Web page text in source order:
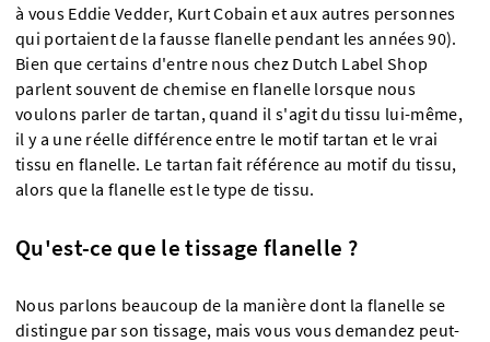
à vous Eddie Vedder, Kurt Cobain et aux autres personnes
qui portaient de la fausse flanelle pendant les années 90).
Bien que certains d'entre nous chez Dutch Label Shop
parlent souvent de chemise en flanelle lorsque nous
voulons parler de tartan, quand il s'agit du tissu lui-même,
il y a une réelle différence entre le motif tartan et le vrai
tissu en flanelle. Le tartan fait référence au motif du tissu,
alors que la flanelle est le type de tissu.
Qu'est-ce que le tissage flanelle ?
Nous parlons beaucoup de la manière dont la flanelle se
distingue par son tissage, mais vous vous demandez peut-